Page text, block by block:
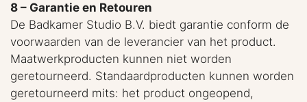
8 – Garantie en Retouren
De Badkamer Studio B.V. biedt garantie conform de
voorwaarden van de leverancier van het product.
Maatwerkproducten kunnen niet worden
geretourneerd. Standaardproducten kunnen worden
geretourneerd mits: het product ongeopend,